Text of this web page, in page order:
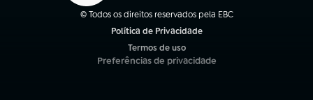
© Todos os direitos reservados pela EBC
Política de Privacidade
Termos de uso
(abre em nova aba)
Preferências de privacidade